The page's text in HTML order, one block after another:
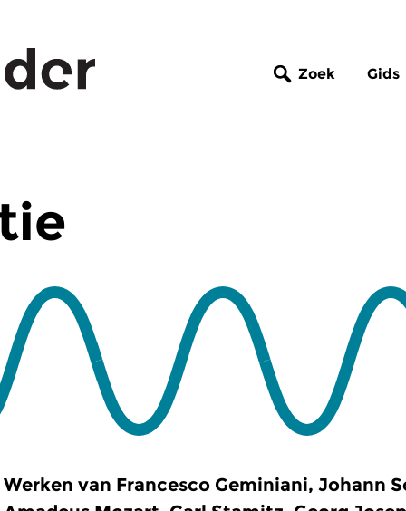
Zoek Gids
Werken van Francesco Geminiani, Johann